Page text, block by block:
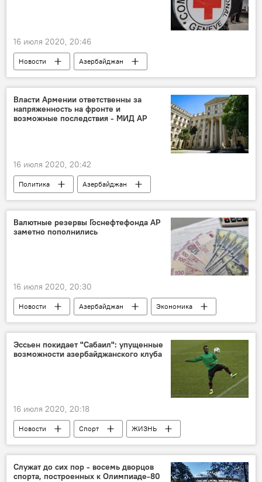
16 июля 2020, 20:46
Новости
Азербайджан
Новости мира
Политика
Международный комитет Красного Креста (МККК)
армяно-азербайджанский конфликт
Власти Армении ответственны за
напряженность на фронте и
возможные последствия - МИД АР
16 июля 2020, 20:42
Политика
Азербайджан
Новости мира
Новости
Армения
армяно-азербайджанский конфликт
Валютные резервы Госнефтефонда АР
заметно пополнились
16 июля 2020, 20:30
Новости Азербайджан
Экономика
Государственный нефтяной фонд Азербайджана (ГНФАР)
Валютные резервы
Эссьен покидает "Сабаил": упущенные
возможности азербайджанского клуба
16 июля 2020, 20:18
Новости Спорт
ЖИЗНЬ
Азербайджан
Новости мира
Служат до сих пор - восемь дворцов
спорта, построенных к Олимпиаде-80